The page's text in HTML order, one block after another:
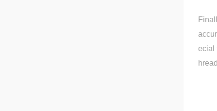
ecial